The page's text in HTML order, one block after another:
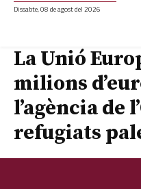
Dissabte, 08 de agost del 2026
La Unió
milions
l’agència de
refugiats